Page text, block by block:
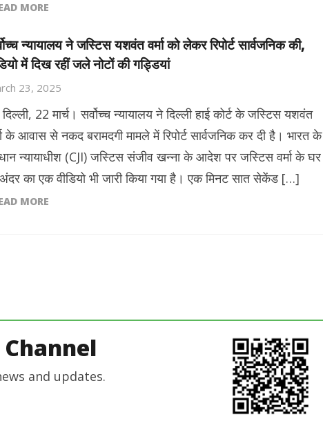
MORE
न्यायालय ने जस्टिस यशवंत वर्मा को लेकर रिपोर्ट सार्वजनिक की,
में दिख रहीं जले नोटों की गड्डियां
23, 2025
22 मार्च। सर्वोच्च न्यायालय ने दिल्ली हाई कोर्ट के जस्टिस यशवंत
के आवास से नकद बरामदगी मामले में रिपोर्ट सार्वजनिक कर दी है। भारत के
न्यायाधीश (CJI) जस्टिस संजीव खन्ना के आदेश पर जस्टिस वर्मा के घर
का एक वीडियो भी जारी किया गया है। एक मिनट सात सेकेंड […]
MORE
and updates.